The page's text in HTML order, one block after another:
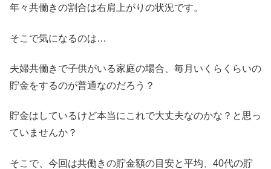
年々共働きの割合は右肩上がりの状況です。
そこで気になるのは…
夫婦共働きで子供がいる家庭の場合、毎月いくらくらいの
貯金をするのが普通なのだろう？
貯金はしているけど本当にこれで大丈夫なのかな？と思っ
ていませんか？
そこで、今回は共働きの貯金額の目安と平均、40代の貯